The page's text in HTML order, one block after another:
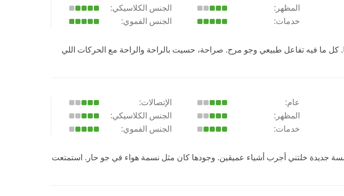
المظهر:
خدمات:
الجنس الكلاسيكي:
الجنس الفموي:
كل ما فيه تفاعل طبيعي وجو مرح. صراحة، حسيت بالراحة والراحة مع الحركات اللي
عام:
المظهر:
خدمات:
الإتصالات:
الجنس الكلاسيكي:
الجنس الفموي:
جديدة خلتني أجرب أشياء عميقين. وجودها كان مثل نسمة هواء في جو حار. استمتعت